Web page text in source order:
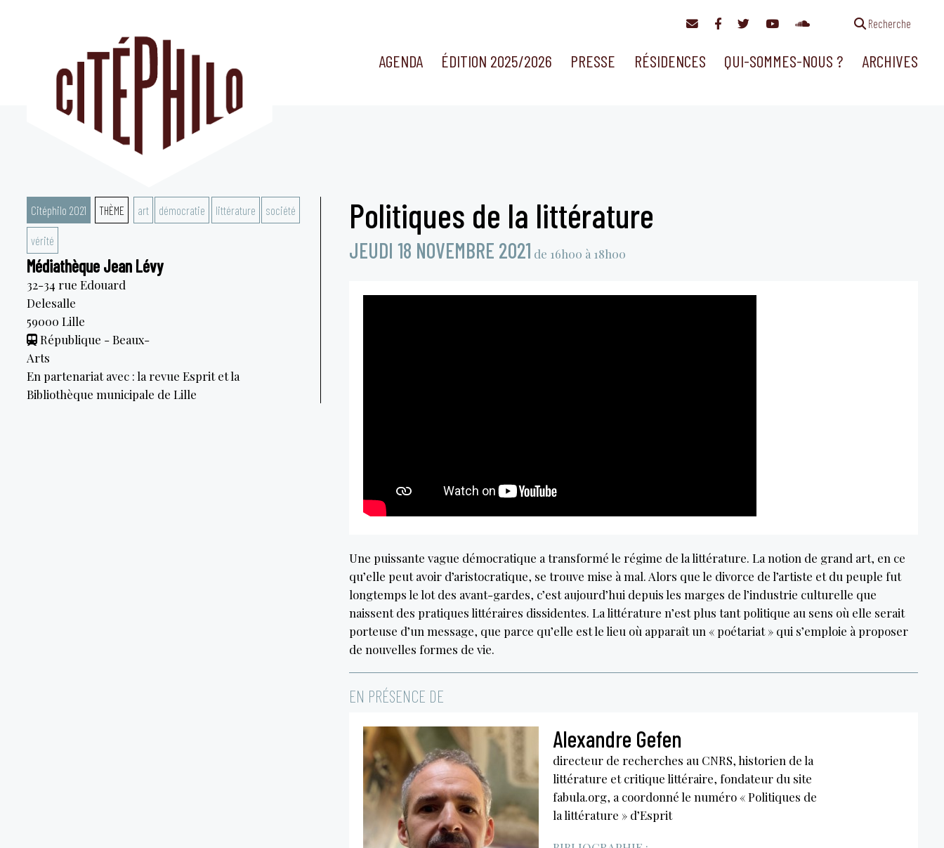
Recherche
AGENDA ÉDITION 2025/2026 PRESSE RÉSIDENCES QUI-SOMMES-NOUS ? ARCHIVES
Citéphilo 2021 THÈME art démocratie littérature société
vérité
Médiathèque Jean Lévy
32-34 rue Edouard
Delesalle
59000 Lille
République - Beaux-
Arts
En partenariat avec : la revue Esprit et la
Bibliothèque municipale de Lille
Politiques de la littérature
JEUDI 18 NOVEMBRE 2021 de 16h00 à 18h00
Une puissante vague démocratique a transformé le régime de la littérature. La notion de grand art, en ce
qu’elle peut avoir d’aristocratique, se trouve mise à mal. Alors que le divorce de l’artiste et du peuple fut
longtemps le lot des avant-gardes, c’est aujourd’hui depuis les marges de l’industrie culturelle que
naissent des pratiques littéraires dissidentes. La littérature n’est plus tant politique au sens où elle serait
porteuse d’un message, que parce qu’elle est le lieu où apparaît un « poétariat » qui s’emploie à proposer
de nouvelles formes de vie.
EN PRÉSENCE DE
Alexandre Gefen
directeur de recherches au CNRS, historien de la
littérature et critique littéraire, fondateur du site
fabula.org, a coordonné le numéro « Politiques de
la littérature » d’Esprit